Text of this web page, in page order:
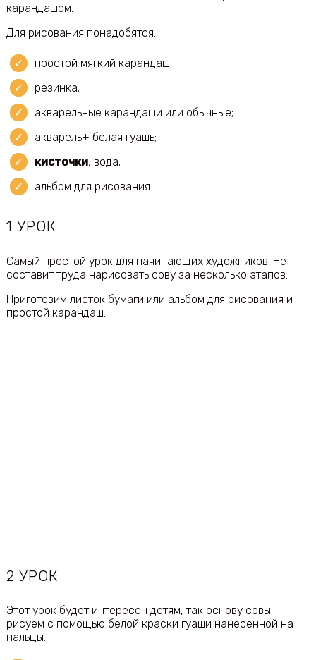
карандашом.
Для рисования понадобятся:
простой мягкий карандаш;
резинка;
акварельные карандаши или обычные;
акварель+ белая гуашь;
кисточки, вода;
альбом для рисования.
1 УРОК
Самый простой урок для начинающих художников. Не
составит труда нарисовать сову за несколько этапов.
Приготовим листок бумаги или альбом для рисования и
простой карандаш.
2 УРОК
Этот урок будет интересен детям, так основу совы
рисуем с помощью белой краски гуаши нанесенной на
пальцы.